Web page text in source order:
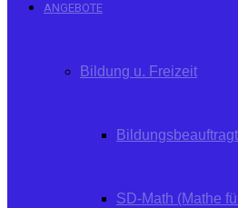
ANGEBOTE
Bildung u. Freizeit
SD-Math (Mathe